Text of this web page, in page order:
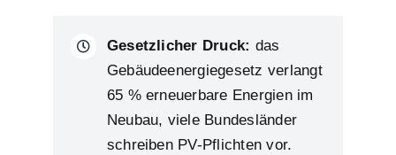
Gesetzlicher Druck: das
Gebäudeenergiegesetz verlangt
65 % erneuerbare Energien im
Neubau, viele Bundesländer
schreiben PV-Pflichten vor.